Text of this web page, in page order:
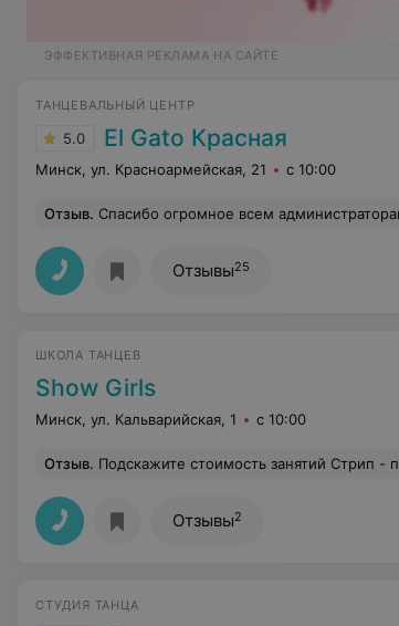
ЭФФЕКТИВНАЯ РЕКЛАМА НА САЙТЕ
ТАНЦЕВАЛЬНЫЙ ЦЕНТР
5.0 El Gato Красная
Минск, ул. Красноармейская, 21 с 10:00
Отзыв. Спасибо огромное всем администраторам и педагогам El Gato. Для меня тренировки в этом центре-это праздник. Там я наслаждаюсь атмосферой,
Отзывы25
ШКОЛА ТАНЦЕВ
Show Girls
Минск, ул. Кальварийская, 1 с 10:00
Отзыв. Подскажите стоимость занятий Стрип -
Отзывы2
СТУДИЯ ТАНЦА